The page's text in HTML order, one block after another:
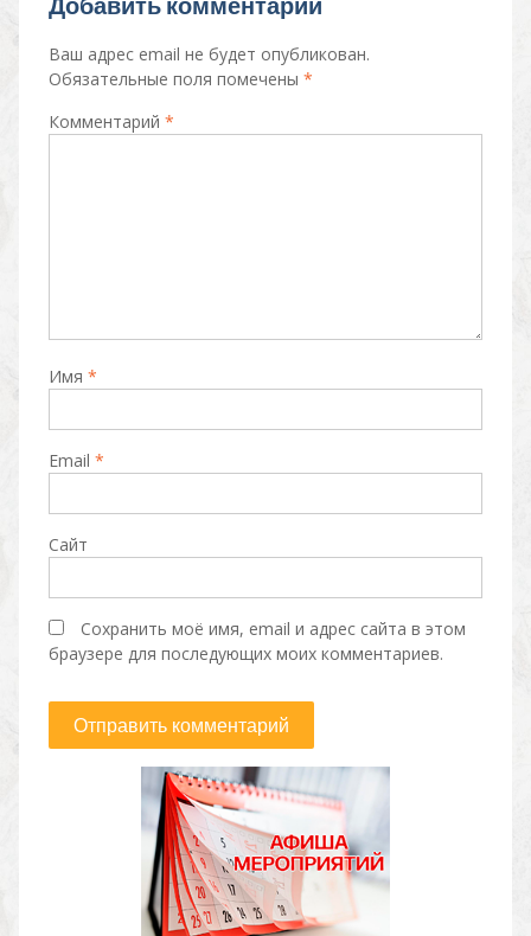
kl
as
s
ni
a
m
A
p
p
Li
n
k
Ваш адрес email не будет опубликован.
Обязательные поля помечены *
Комментарий *
Имя *
Email *
Сайт
Сохранить моё имя, email и адрес сайта в этом
браузере для последующих моих комментариев.